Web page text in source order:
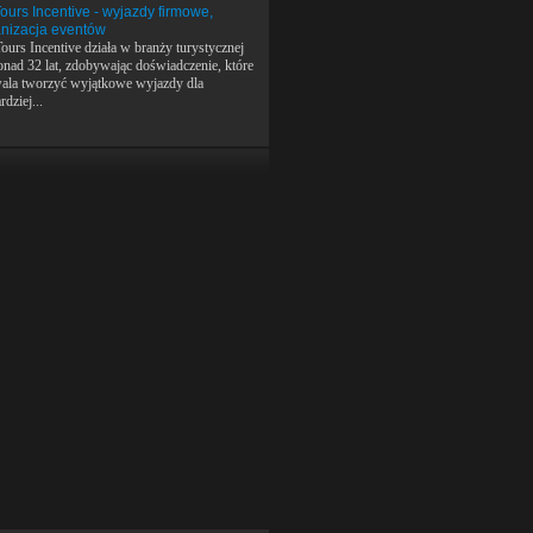
Incentive - wyjazdy firmowe,
eventów
Incentive działa w branży turystycznej
32 lat, zdobywając doświadczenie, które
tworzyć wyjątkowe wyjazdy dla